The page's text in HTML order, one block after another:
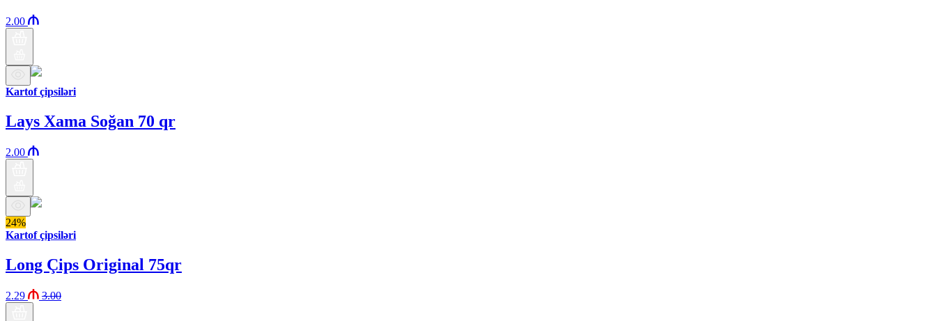
2.00
Kartof çipsiləri
Lays Xama Soğan 70 qr
2.00
24%
Kartof çipsiləri
Long Çips Original 75qr
2.29 3.00